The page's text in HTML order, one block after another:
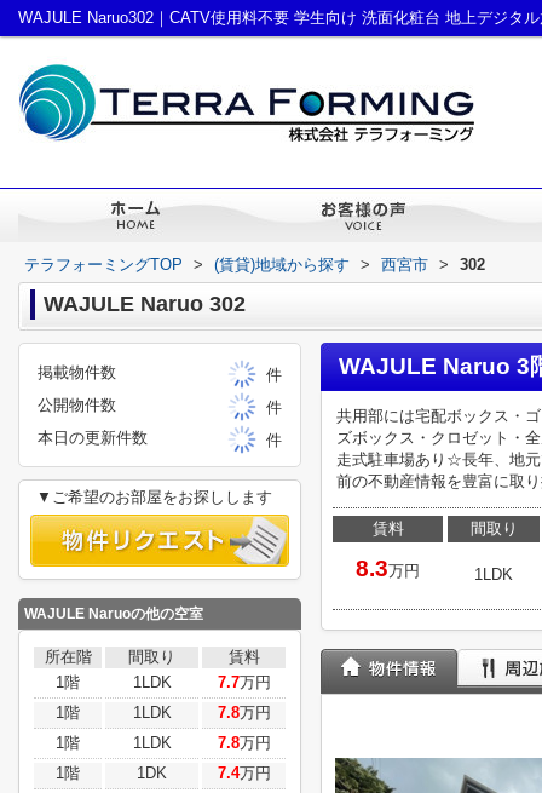
テラフォーミングTOP > (賃貸)地域から探す > 西宮市 > 302
WAJULE Naruo 302
WAJULE Naruo 3
共用部には宅配ボックス・
ズボックス・クロゼット・
走式駐車場あり☆長年、地
前の不動産情報を豊富に取
賃料
8.3万円
間取り
1LDK
掲載物件数
件
公開物件数
件
本日の更新件数
件
▼ご希望のお部屋をお探しします
WAJULE Naruoの他の空室
所在階 間取り
賃料
1階
1LDK 7.7万円
1階
1LDK 7.8万円
1階
1LDK 7.8万円
1階
1DK 7.4万円